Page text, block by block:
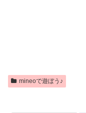
mineoで遊ぼう♪